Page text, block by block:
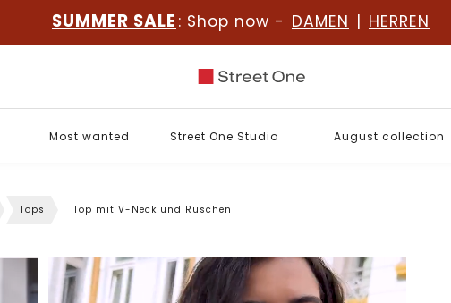
SUMMER SALE : Shop now - DAMEN | HERREN
Most wanted Street One Studio August collection
Tops Top mit V-Neck und Rüschen